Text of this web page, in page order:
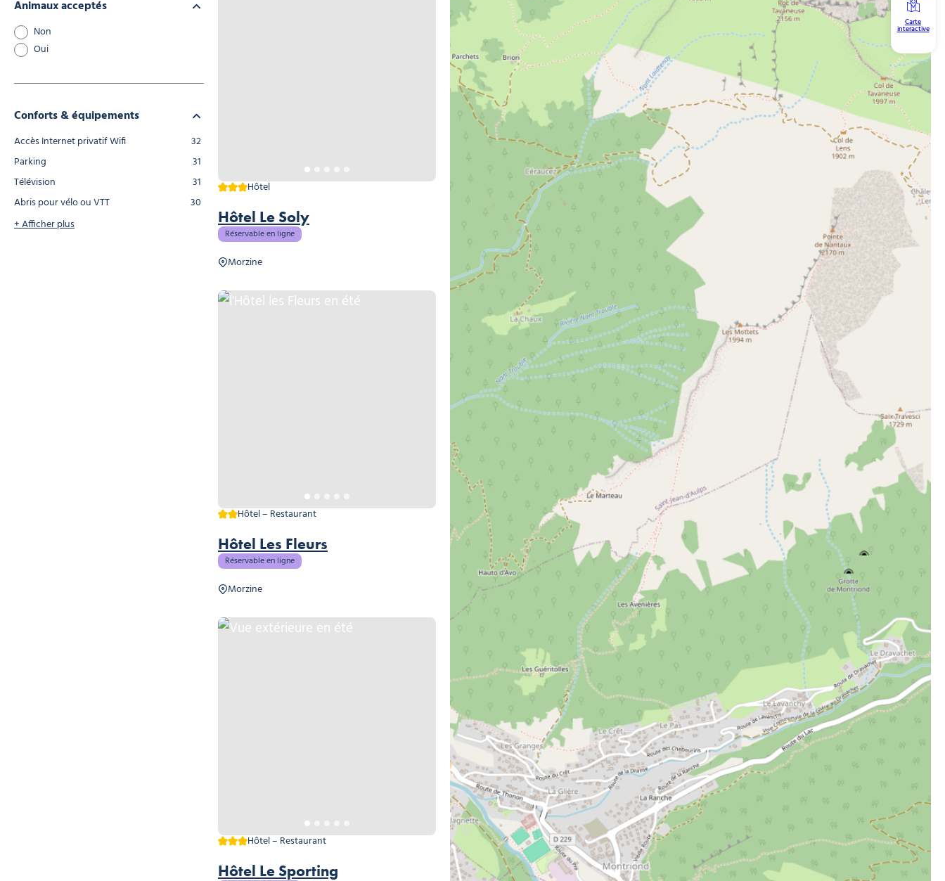
Carte
interactive
Animaux acceptés
Non
Oui
Conforts & équipements
Accès Internet privatif Wifi
32
Parking
31
Télévision
31
Abris pour vélo ou VTT
30
+Afficher plus Hôtel Le Soly
3 étoiles
Hôtel
Réservable en ligne
Morzine
Hôtel Les Fleurs
2 étoiles
Hôtel – Restaurant
Réservable en ligne
Morzine
l'Hôtel les Fleurs en été, © Yvan Tisseyre/OT Vallée d'Aulps
Hôtel Le Sporting
3 étoilesHôtel – Restaurant
Vue extérieure en été, © Le Sporting